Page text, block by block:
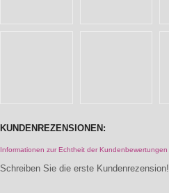
KUNDENREZENSIONEN:
Informationen zur Echtheit der Kundenbewertungen
Schreiben Sie die erste Kundenrezension!